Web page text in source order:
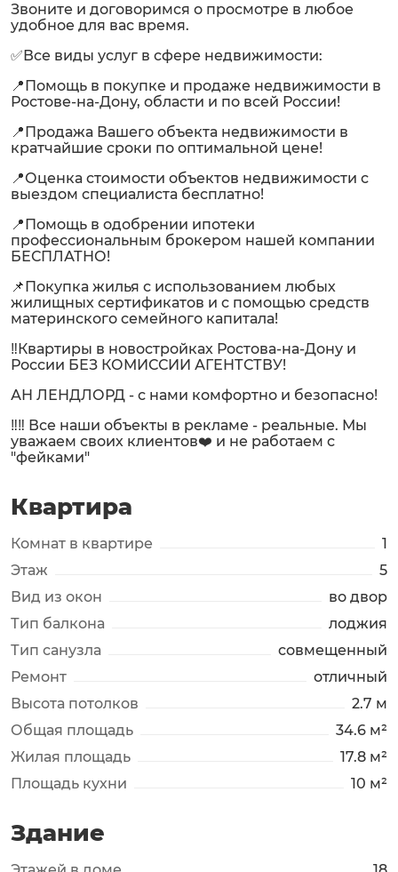
Звоните и договоримся о просмотре в любое
удобное для вас время.
✅Все виды услуг в сфере недвижимости:
📍Помощь в покупке и продаже недвижимости в
Ростове-на-Дону, области и по всей России!
📍Продажа Вашего объекта недвижимости в
кратчайшие сроки по оптимальной цене!
📍Оценка стоимости объектов недвижимости с
выездом специалиста бесплатно!
📍Помощь в одобрении ипотеки
профессиональным брокером нашей компании
БЕСПЛАТНО!
📌Покупка жилья с использованием любых
жилищных сертификатов и с помощью средств
материнского семейного капитала!
‼️Квартиры в новостройках Ростова-на-Дону и
России БЕЗ КОМИССИИ АГЕНТСТВУ!
АН ЛЕНДЛОРД - с нами комфортно и безопасно!
‼️‼️ Все наши объекты в рекламе - реальные. Мы
уважаем своих клиентов❤️ и не работаем с
"фейками"
Квартира
Комнат в квартире
1
Этаж
5
Вид из окон
во двор
Тип балкона
лоджия
Тип санузла
совмещенный
Ремонт
отличный
Высота потолков
2.7 м
Общая площадь
34.6 м²
Жилая площадь
17.8 м²
Площадь кухни
10 м²
Здание